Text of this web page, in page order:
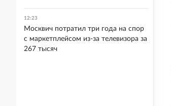
12:23
Москвич потратил три года на спор
с маркетплейсом из-за телевизора за
267 тысяч